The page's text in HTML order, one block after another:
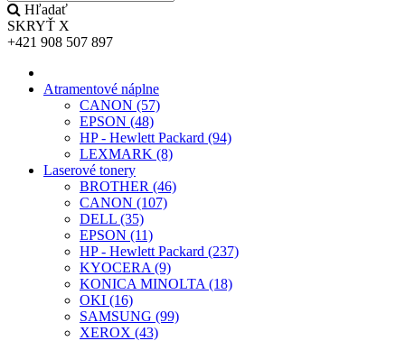
Hľadať
SKRYŤ X
+421 908 507 897
Atramentové náplne
CANON (57)
EPSON (48)
HP - Hewlett Packard (94)
LEXMARK (8)
Laserové tonery
BROTHER (46)
CANON (107)
DELL (35)
EPSON (11)
HP - Hewlett Packard (237)
KYOCERA (9)
KONICA MINOLTA (18)
OKI (16)
SAMSUNG (99)
XEROX (43)